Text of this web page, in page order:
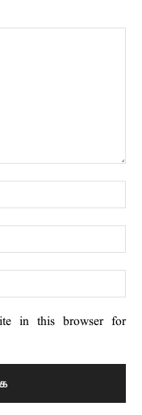
in this browser for